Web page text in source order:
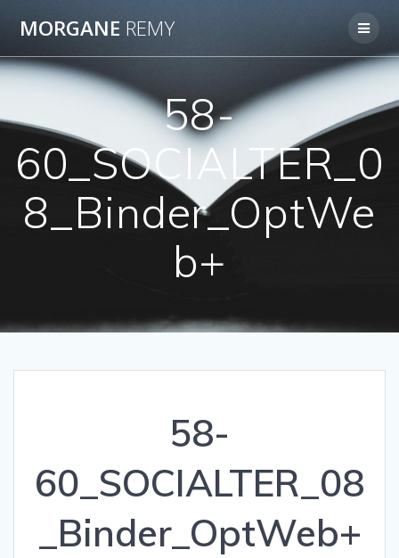
MORGANE REMY
58-
60_SOCIALTER_0
8_Binder_OptWe
b+
58-
60_SOCIALTER_08
_Binder_OptWeb+